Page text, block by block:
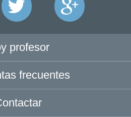
profesor
frecuentes